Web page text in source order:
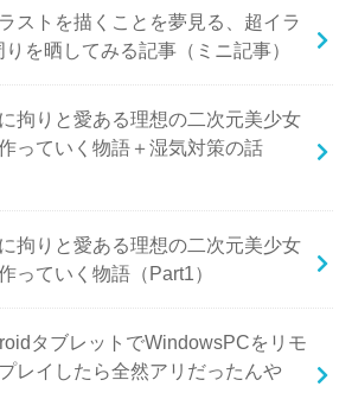
ストを描くことを夢見る、超イラ
を晒してみる記事（ミニ記事）
拘りと愛ある理想の二次元美少女
っていく物語＋湿気対策の話
拘りと愛ある理想の二次元美少女
っていく物語（Part1）
タブレットでWindowsPCをリモ
レイしたら全然アリだったんや